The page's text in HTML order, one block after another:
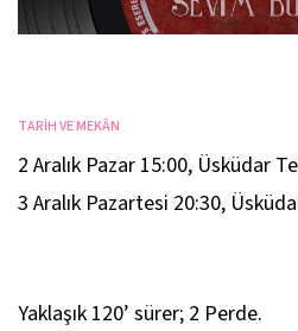
TARİH VE MEKÂN
2 Aralık Pazar 15:00, Üsküdar
3 Aralık Pazartesi 20:30,
Yaklaşık 120’ sürer; 2 Perde.